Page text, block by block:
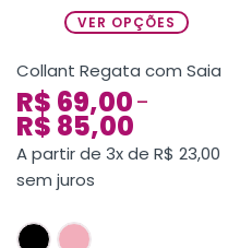
VER OPÇÕES
Collant Regata com Saia
R$ 69,00 –
R$ 85,00
A partir de 3x de R$ 23,00
sem juros